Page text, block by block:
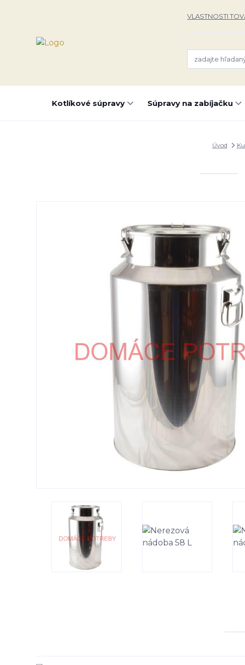
VLASTNOSTI
Kotlíkové súpravy Súpravy na zabíjačku
Úvod